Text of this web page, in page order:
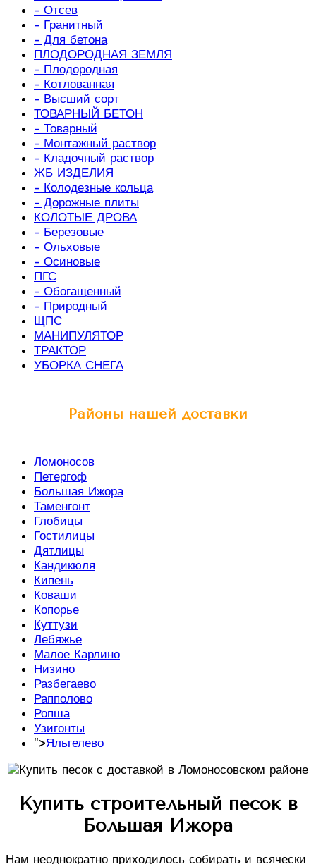
- Отсев
- Гранитный
- Для бетона
ПЛОДОРОДНАЯ ЗЕМЛЯ
- Плодородная
- Котлованная
- Высший сорт
ТОВАРНЫЙ БЕТОН
- Товарный
- Монтажный раствор
- Кладочный раствор
ЖБ ИЗДЕЛИЯ
- Колодезные кольца
- Дорожные плиты
КОЛОТЫЕ ДРОВА
- Березовые
- Ольховые
- Осиновые
ПГС
- Обогащенный
- Природный
ЩПС
МАНИПУЛЯТОР
ТРАКТОР
УБОРКА СНЕГА
Районы нашей доставки
Ломоносов
Петергоф
Большая Ижора
Таменгонт
Глобицы
Гостилицы
Дятлицы
Кандикюля
Кипень
Коваши
Копорье
Куттузи
Лебяжье
Малое Карлино
Низино
Разбегаево
Рапполово
Ропша
Узигонты
">Яльгелево
Купить строительный песок в
Большая Ижора
Нам неоднократно приходилось собирать и всячески